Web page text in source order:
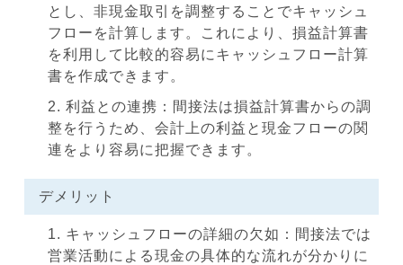
とし、非現金取引を調整することでキャッシュ
フローを計算します。これにより、損益計算書
を利用して比較的容易にキャッシュフロー計算
書を作成できます。
利益との連携：間接法は損益計算書からの調
整を行うため、会計上の利益と現金フローの関
連をより容易に把握できます。
デメリット
キャッシュフローの詳細の欠如：間接法では
営業活動による現金の具体的な流れが分かりに